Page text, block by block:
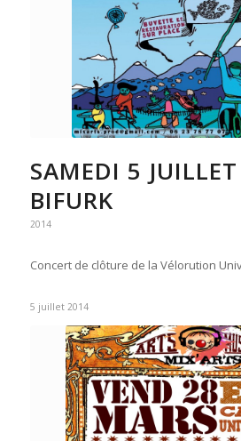
SAMEDI 5
BIFURK
2014
Concert de clôture de la Vélorution
5 juillet 2014